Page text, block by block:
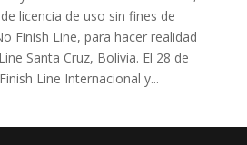
licencia de uso sin fines de
Finish Line, para hacer realidad
Santa Cruz, Bolivia. El 28 de
Line Internacional y...